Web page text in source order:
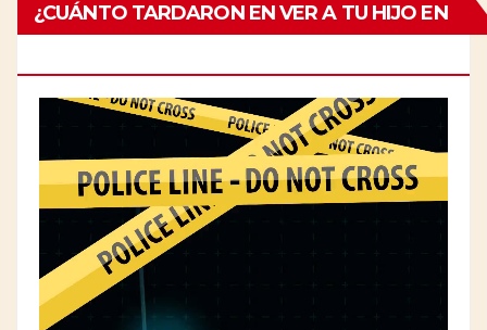
¿CUÁNTO TARDARON EN VER A TU HIJO EN